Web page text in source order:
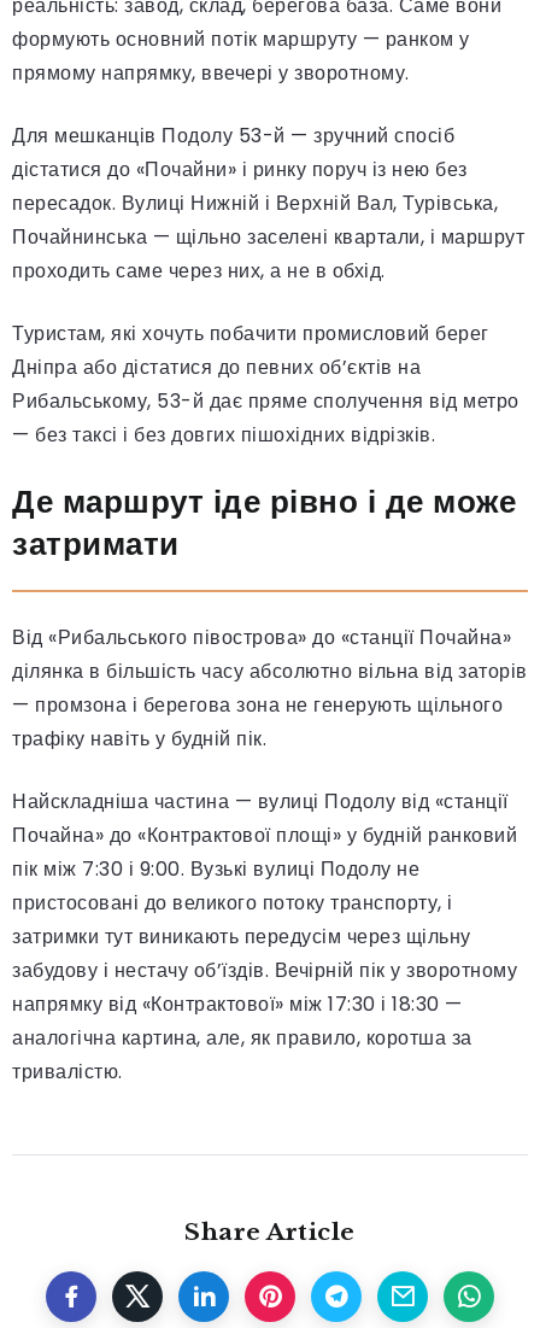
формують основний потік маршруту — ранком у
прямому напрямку, ввечері у зворотному.
Для мешканців Подолу 53-й — зручний спосіб
дістатися до «Почайни» і ринку поруч із нею без
пересадок. Вулиці Нижній і Верхній Вал, Турівська,
Почайнинська — щільно заселені квартали, і маршрут
проходить саме через них, а не в обхід.
Туристам, які хочуть побачити промисловий берег
Дніпра або дістатися до певних об’єктів на
Рибальському, 53-й дає пряме сполучення від метро
— без таксі і без довгих пішохідних відрізків.
Де маршрут іде рівно і де може
затримати
Від «Рибальського півострова» до «станції Почайна»
ділянка в більшість часу абсолютно вільна від заторів
— промзона і берегова зона не генерують щільного
трафіку навіть у будній пік.
Найскладніша частина — вулиці Подолу від «станції
Почайна» до «Контрактової площі» у будній ранковий
пік між 7:30 і 9:00. Вузькі вулиці Подолу не
пристосовані до великого потоку транспорту, і
затримки тут виникають передусім через щільну
забудову і нестачу об’їздів. Вечірній пік у зворотному
напрямку від «Контрактової» між 17:30 і 18:30 —
аналогічна картина, але, як правило, коротша за
тривалістю.
Share Article